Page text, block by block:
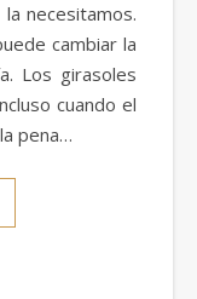
necesitamos.
cambiar la
Los girasoles
cuando el
pena…